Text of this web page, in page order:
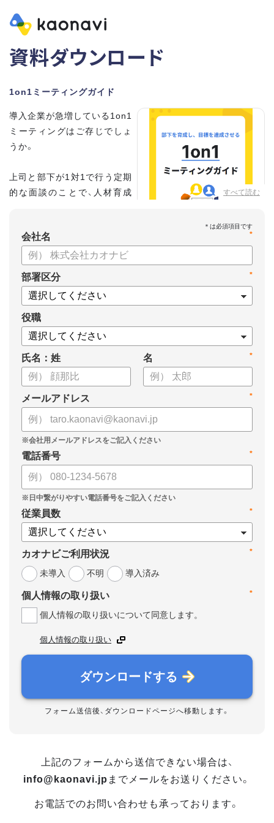
資料ダウンロード
1on1ミーティングガイド
すべて読む
導入企業が急増している1on1
ミーティングはご存じでしょ
うか。
上司と部下が1対1で行う定期
的な面談のことで、人材育成
こちらの資料では、
・1on1とは何か？
・1on1の基本的なやり方
・ 1on1 の基本アジェンダと質問例
についてまとめましたので、ぜひお役立てください。
*
会社名
*
部署区分
役職
氏名：姓 *
名
*
メールアドレス
*
電話番号
*
従業員数
*
カオナビご利用状況
未導入
不明 導入済み
*
個人情報の取り扱い
個人情報の取り扱いについて同意します。
個人情報の取り扱い
ダウンロードする
フォーム送信後、ダウンロードページへ移動します。
上記のフォームから送信できない場合は、
info@kaonavi.jp までメールをお送りください。
お電話でのお問い合わせも承っております。